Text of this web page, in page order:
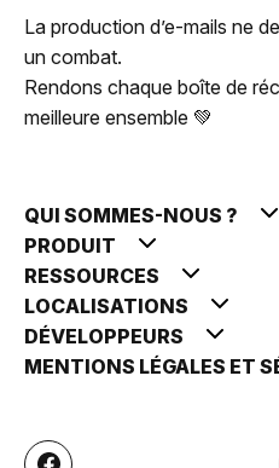
La production d’e-mails ne
un combat.
Rendons chaque boîte de
meilleure ensemble 💚
QUI SOMMES-NOUS ?
PRODUIT
RESSOURCES
LOCALISATIONS
DÉVELOPPEURS
MENTIONS LÉGALES ET